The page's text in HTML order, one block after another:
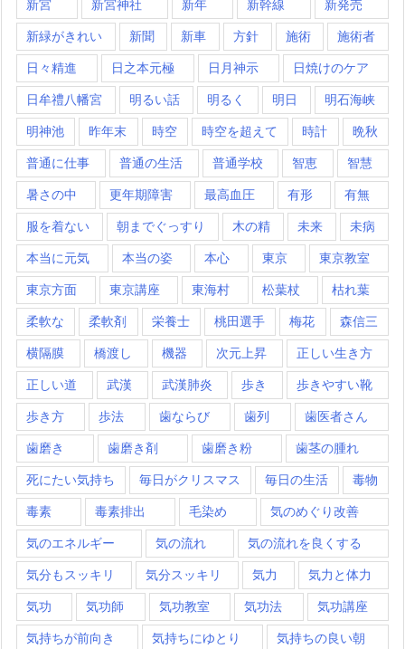
新宮 新宮神社 新年 新幹線 新発売
新緑がきれい 新聞 新車 方針 施術 施術者
日々精進 日之本元極 日月神示 日焼けのケア
日牟禮八幡宮 明るい話 明るく 明日 明石海峡
明神池 昨年末 時空 時空を超えて 時計 晩秋
普通に仕事 普通の生活 普通学校 智恵 智慧
暑さの中 更年期障害 最高血圧 有形 有無
服を着ない 朝までぐっすり 木の精 未来 未病
本当に元気 本当の姿 本心 東京 東京教室
東京方面 東京講座 東海村 松葉杖 枯れ葉
柔軟な 柔軟剤 栄養士 桃田選手 梅花 森信三
横隔膜 橋渡し 機器 次元上昇 正しい生き方
正しい道 武漢 武漢肺炎 歩き 歩きやすい靴
歩き方 歩法 歯ならび 歯列 歯医者さん
歯磨き 歯磨き剤 歯磨き粉 歯茎の腫れ
死にたい気持ち 毎日がクリスマス 毎日の生活 毒物
毒素 毒素排出 毛染め 気のめぐり改善
気のエネルギー 気の流れ 気の流れを良くする
気分もスッキリ 気分スッキリ 気力 気力と体力
気功 気功師 気功教室 気功法 気功講座
気持ちが前向き 気持ちにゆとり 気持ちの良い朝